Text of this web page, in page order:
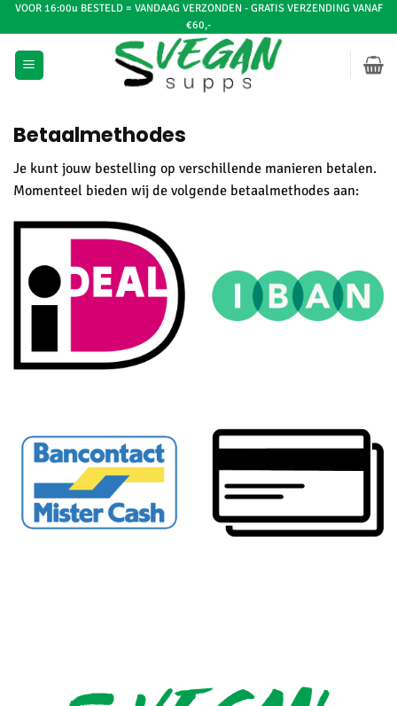
naar
inhoud
VOOR 16:00u BESTELD = VANDAAG VERZONDEN - GRATIS VERZENDING VANAF
€60,-
Betaalmethodes
Je kunt jouw bestelling op verschillende manieren betalen.
Momenteel bieden wij de volgende betaalmethodes aan: